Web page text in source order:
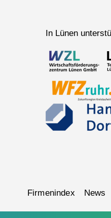
In Lünen
Navigation
Firmenindex News